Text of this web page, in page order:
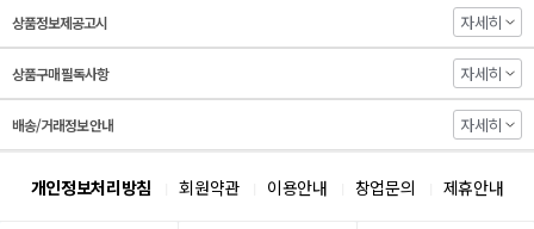
상품정보제공고시 자세히
상품구매 필독사항 자세히
배송/거래정보 안내 자세히
개인정보처리방침 회원약관 이용안내 창업문의 제휴안내